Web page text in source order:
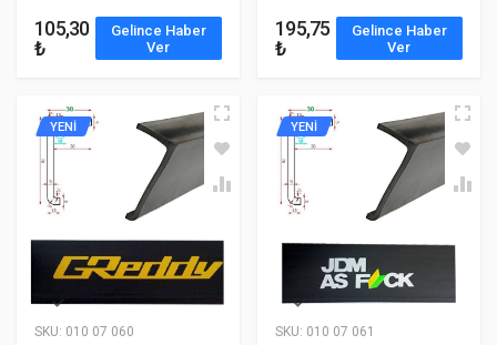
105,30
₺
Gelince Haber
Ver
195,75
₺
Gelince Haber
Ver
SKU: 010 07 060
YENİ
SKU: 010 07 061
YENİ